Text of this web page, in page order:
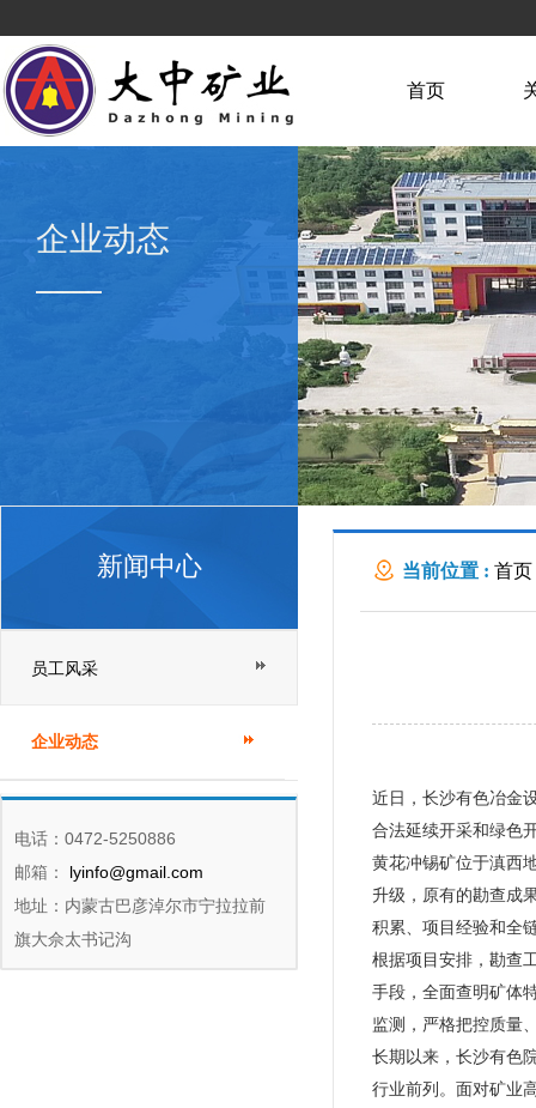
首页
企业动态
新闻中心
员工风采
企业动态
电话：0472-5250886
邮箱：
lyinfo@gmail.com
地址：内蒙古巴彦淖尔市宁拉拉前
旗大佘太书记沟
当前位置 : 首页
近日，长沙有色冶金
合法延续开采和绿色
黄花冲锡矿位于滇西
升级，原有的勘查成
积累、项目经验和全
根据项目安排，勘查
手段，全面查明矿体
监测，严格把控质量
长期以来，长沙有色
行业前列。面对矿业